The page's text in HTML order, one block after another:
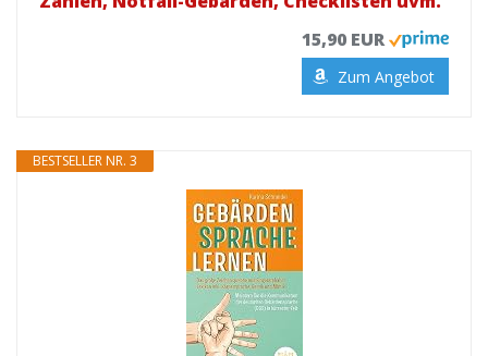
15,90 EUR
Zum Angebot
BESTSELLER NR. 3